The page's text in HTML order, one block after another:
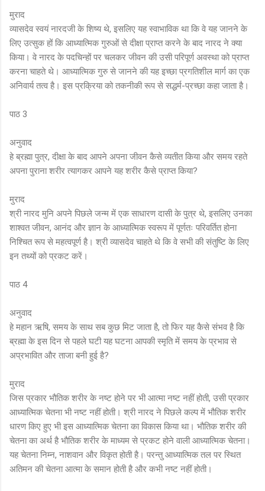
मुराद
व्यासदेव स्वयं नारदजी के शिष्य थे, इसलिए यह स्वाभाविक था कि वे यह जानने के
लिए उत्सुक हों कि आध्यात्मिक गुरुओं से दीक्षा प्राप्त करने के बाद नारद ने क्या
किया। वे नारद के पदचिन्हों पर चलकर जीवन की उसी परिपूर्ण अवस्था को प्राप्त
करना चाहते थे। आध्यात्मिक गुरु से जानने की यह इच्छा प्रगतिशील मार्ग का एक
अनिवार्य तत्व है। इस प्रक्रिया को तकनीकी रूप से सद्धर्म-प्रच्छा कहा जाता है।
पाठ 3
अनुवाद
हे ब्रह्मा पुत्र, दीक्षा के बाद आपने अपना जीवन कैसे व्यतीत किया और समय रहते
अपना पुराना शरीर त्यागकर आपने यह शरीर कैसे प्राप्त किया?
मुराद
श्री नारद मुनि अपने पिछले जन्म में एक साधारण दासी के पुत्र थे, इसलिए उनका
शाश्वत जीवन, आनंद और ज्ञान के आध्यात्मिक स्वरूप में पूर्णतः परिवर्तित होना
निश्चित रूप से महत्वपूर्ण है। श्री व्यासदेव चाहते थे कि वे सभी की संतुष्टि के लिए
इन तथ्यों को प्रकट करें।
पाठ 4
अनुवाद
हे महान ऋषि, समय के साथ सब कुछ मिट जाता है, तो फिर यह कैसे संभव है कि
ब्रह्मा के इस दिन से पहले घटी यह घटना आपकी स्मृति में समय के प्रभाव से
अप्रभावित और ताजा बनी हुई है?
मुराद
जिस प्रकार भौतिक शरीर के नष्ट होने पर भी आत्मा नष्ट नहीं होती, उसी प्रकार
आध्यात्मिक चेतना भी नष्ट नहीं होती। श्री नारद ने पिछले कल्प में भौतिक शरीर
धारण किए हुए भी इस आध्यात्मिक चेतना का विकास किया था। भौतिक शरीर की
चेतना का अर्थ है भौतिक शरीर के माध्यम से प्रकट होने वाली आध्यात्मिक चेतना।
यह चेतना निम्न, नाशवान और विकृत होती है। परन्तु आध्यात्मिक तल पर स्थित
अतिमन की चेतना आत्मा के समान होती है और कभी नष्ट नहीं होती।